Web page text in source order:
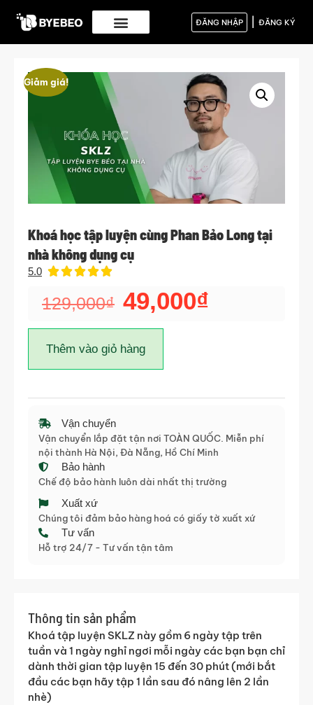
ĐĂNG NHẬP ĐĂNG KÝ
Giảm giá!
Khoá học tập luyện cùng Phan Bảo Long tại
nhà không dụng cụ
5.0 
129,000₫ 49,000₫
Thêm vào giỏ hàng
Vận chuyển
Vận chuyển lắp đặt tận nơi TOÀN QUỐC. Miễn phí
nội thành Hà Nội, Đà Nẵng, Hồ Chí Minh
Bảo hành
Chế độ bảo hành luôn dài nhất thị trường
Xuất xứ
Chúng tôi đảm bảo hàng hoá có giấy tờ xuất xứ
Tư vấn
Hỗ trợ 24/7 - Tư vấn tận tâm
Thông tin sản phẩm
Khoá tập luyện SKLZ này gồm 6 ngày tập trên
tuần và 1 ngày nghỉ ngơi mỗi ngày các bạn bạn chỉ
dành thời gian tập luyện 15 đến 30 phút (mới bắt
đầu các bạn hãy tập 1 lần sau đó nâng lên 2 lần
nhè)